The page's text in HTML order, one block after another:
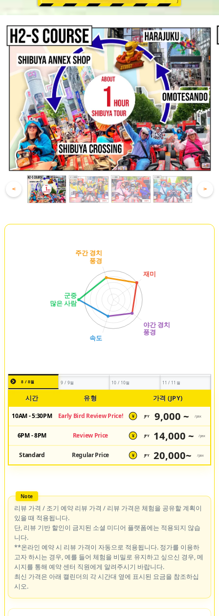
< >
8 / 8월 9 / 9월 10 / 10월 11 / 11월
시간 유형 가격 (JPY)
10AM - 5:30PM Early Bird Review Price! ¥ JPY 9,000 ~ /pax
6PM - 8PM Review Price ¥ JPY 14,000 ~ /pax
Standard Regular Price ¥ JPY 20,000~ /pax
리뷰 가격 / 조기 예약 리뷰 가격 / 리뷰 가격은 체험을 공유할 계획이
있을 때 적용됩니다.
단, 리뷰 기반 할인이 금지된 소셜 미디어 플랫폼에는 적용되지 않습
니다.
**온라인 예약 시 리뷰 가격이 자동으로 적용됩니다. 정가를 이용하
고자 하시는 경우, 예를 들어 체험을 비밀로 유지하고 싶으신 경우, 메
시지를 통해 예약 센터 직원에게 알려주시기 바랍니다.
최신 가격은 아래 캘린더의 각 시간대 옆에 표시된 요금을 참조하십
시오.